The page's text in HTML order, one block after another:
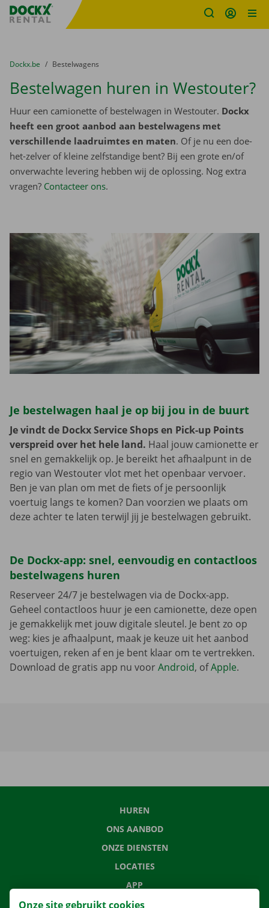
Fratello DEMO
U bevindt zich hier:
van
Dockx.be naar
Bestelwagens
Bestelwagen huren in Westouter?
Huur een camionette of bestelwagen in Westouter. Dockx
heeft een groot aanbod aan bestelwagens met
verschillende laadruimtes en maten. Of je nu een doe-
het-zelver of kleine zelfstandige bent? Bij een grote en/of
onverwachte levering hebben wij de oplossing. Nog extra
vragen? Contacteer ons.
Je bestelwagen haal je op bij jou in de buurt
Je vindt de Dockx Service Shops en Pick-up Points
verspreid over het hele land. Haal jouw camionette er
snel en gemakkelijk op. Je bereikt het afhaalpunt in de
regio van Westouter vlot met het openbaar vervoer.
Ben je van plan om met de fiets of je persoonlijk
voertuig langs te komen? Dan voorzien we plaats om
deze achter te laten terwijl jij je bestelwagen gebruikt.
De Dockx-app: snel, eenvoudig en contactloos
bestelwagens huren
Reserveer 24/7 je bestelwagen via de Dockx-app.
Geheel contactloos huur je een camionette, deze open
je gemakkelijk met jouw digitale sleutel. Je bent zo op
weg: kies je afhaalpunt, maak je keuze uit het aanbod
voertuigen, reken af en je bent klaar om te vertrekken.
Download de gratis app nu voorAndroid, ofApple.
HUREN
ONS AANBOD
ONZE DIENSTEN
LOCATIES
APP
VERHUISOPLOSSINGEN
Onze site gebruikt cookies